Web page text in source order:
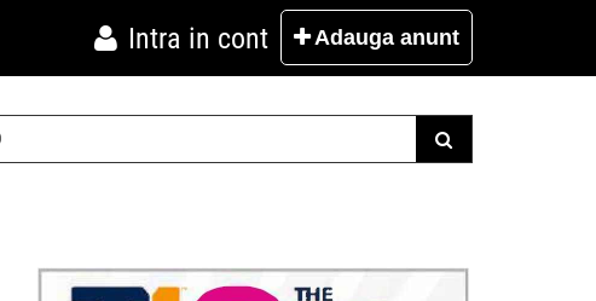
Intra in cont Adauga anunt